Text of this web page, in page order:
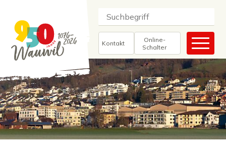
Navigieren in Wauwil
Kontakt
Online-
Schalter
Suche
Suchbegriff